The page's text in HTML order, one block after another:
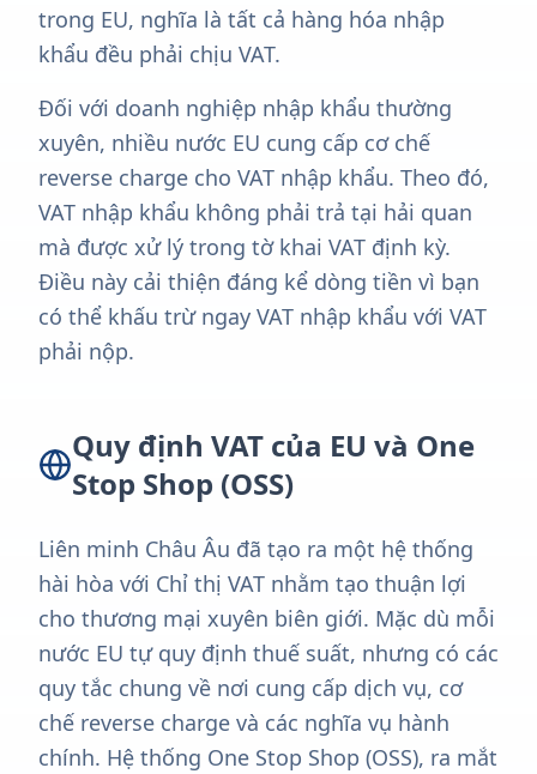
trong EU, nghĩa là tất cả hàng hóa nhập
khẩu đều phải chịu VAT.
Đối với doanh nghiệp nhập khẩu thường
xuyên, nhiều nước EU cung cấp cơ chế
reverse charge cho VAT nhập khẩu. Theo đó,
VAT nhập khẩu không phải trả tại hải quan
mà được xử lý trong tờ khai VAT định kỳ.
Điều này cải thiện đáng kể dòng tiền vì bạn
có thể khấu trừ ngay VAT nhập khẩu với VAT
phải nộp.
Quy định VAT của EU và One
Stop Shop (OSS)
Liên minh Châu Âu đã tạo ra một hệ thống
hài hòa với Chỉ thị VAT nhằm tạo thuận lợi
cho thương mại xuyên biên giới. Mặc dù mỗi
nước EU tự quy định thuế suất, nhưng có các
quy tắc chung về nơi cung cấp dịch vụ, cơ
chế reverse charge và các nghĩa vụ hành
chính. Hệ thống One Stop Shop (OSS), ra mắt